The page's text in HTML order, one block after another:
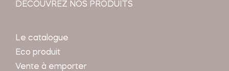
DÉCOUVREZ NOS PRODUITS
Le catalogue
Eco produit
Vente à emporter